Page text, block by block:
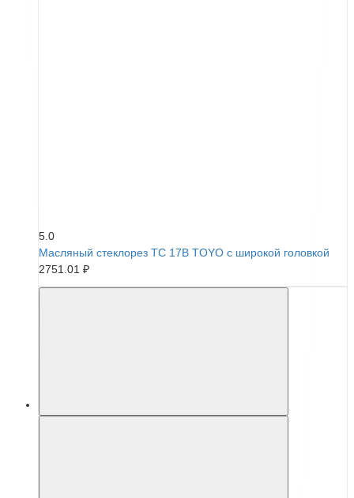
5.0
Масляный стеклорез TC 17B TOYO с широкой головкой
2751.01 ₽